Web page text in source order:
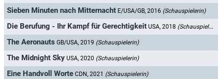
Sieben Minuten nach Mitternacht E/USA/GB, 2016 (Schauspielerin)
Die Berufung - Ihr Kampf für Gerechtigkeit USA, 2018 (Schauspielerin)
The Aeronauts GB/USA, 2019 (Schauspielerin)
The Midnight Sky USA, 2020 (Schauspielerin)
Eine Handvoll Worte CDN, 2021 (Schauspielerin)